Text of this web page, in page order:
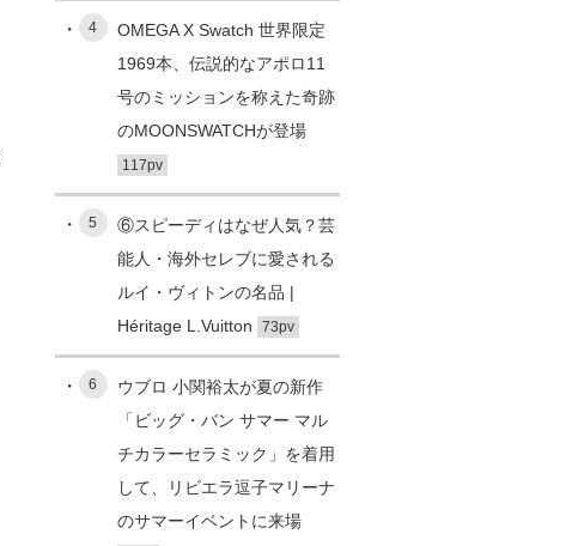
4
OMEGA X Swatch 世界限定
1969本、伝説的なアポロ11
号のミッションを称えた奇跡
のMOONSWATCHが登場
117pv
5
⑥スピーディはなぜ人気？芸
能人・海外セレブに愛される
ルイ・ヴィトンの名品 |
Héritage L.Vuitton
73pv
6
ウブロ 小関裕太が夏の新作
「ビッグ・バン サマー マル
チカラーセラミック」を着用
して、リビエラ逗子マリーナ
のサマーイベントに来場